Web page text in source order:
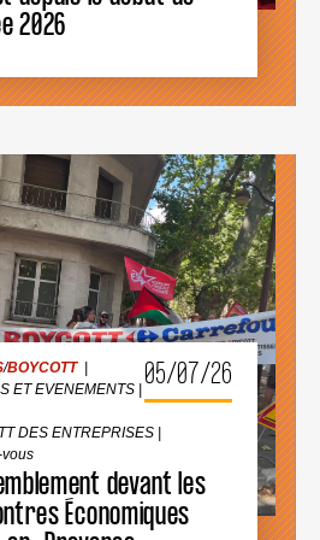
2026
:
LE
DÉBUT
DE
05/07/26
/BOYCOTT
ET EVENEMENTS|
DES ENTREPRISES|
devant les
Économiques
EVENEMENTS
| Actus|
ENTREPRISES
|
RASSEMBLEMENT
DEVANT
LES